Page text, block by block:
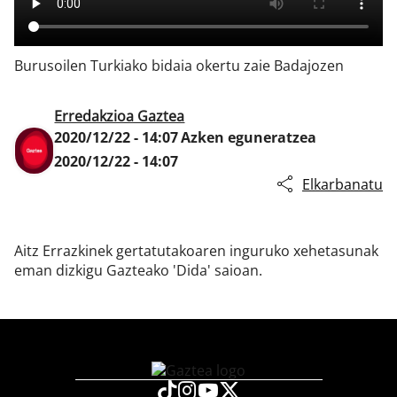
Klisk
Burusoilen Turkiako bidaia okertu zaie Badajozen
Erredakzioa Gaztea
2020/12/22 - 14:07Azken eguneratzea
2020/12/22 - 14:07
Elkarbanatu
Aitz Errazkinek gertatutakoaren inguruko xehetasunak
eman dizkigu Gazteako 'Dida' saioan.